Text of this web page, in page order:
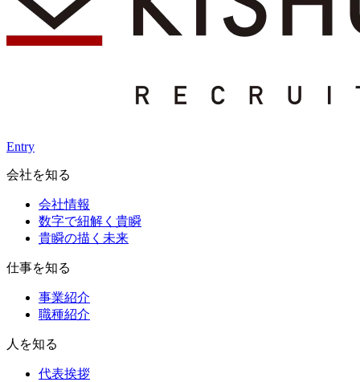
Entry
会社を知る
会社情報
数字で紐解く貴瞬
貴瞬の描く未来
仕事を知る
事業紹介
職種紹介
人を知る
代表挨拶